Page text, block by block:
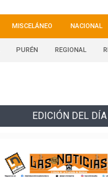
MISCELÁNEO NACIONAL
PURÉN REGIONAL
EDICIÓN DEL DÍA